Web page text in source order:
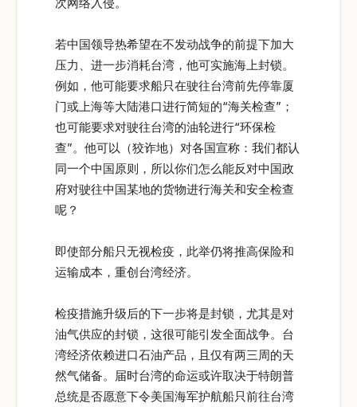
若中国领导热希望在不发动战争的前提下加大
压力、进一步消耗台湾，他可实施海上封锁。
例如，他可能要求船只在驶往台湾前先停靠厦
门或上海等大陆港口进行简短的“海关检查”；
也可能要求对驶往台湾的油轮进行“环保检
查”。他可以（狡诈地）对各国宣称：我们都认
同一个中国原则，所以你们怎么能反对中国政
府对驶往中国某地的货物进行海关和安全检查
呢？
即使部分船只无视检疫，此举仍将推高保险和
运输成本，重创台湾经济。
检疫措施升级后的下一步将是封锁，尤其是对
油气供应的封锁，这很可能引发全面战争。台
湾经济依赖进口石油产品，且仅有两三周的天
然气储备。届时台湾的命运或许取决于特朗普
总统是否愿意下令美国海军护航船只前往台湾